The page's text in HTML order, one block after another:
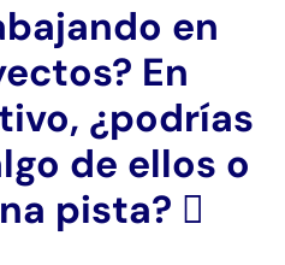
en
En
¿podrías
de ellos o
pista? 